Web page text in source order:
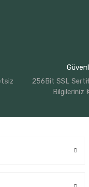
256Bit SSL
Bilgileriniz